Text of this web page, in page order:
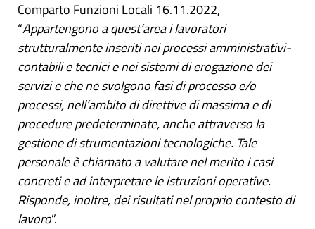
Comparto Funzioni Locali 16.11.2022,
“Appartengono a quest’area i lavoratori
strutturalmente inseriti nei processi amministrativi-
contabili e tecnici e nei sistemi di erogazione dei
servizi e che ne svolgono fasi di processo e/o
processi, nell’ambito di direttive di massima e di
procedure predeterminate, anche attraverso la
gestione di strumentazioni tecnologiche. Tale
personale è chiamato a valutare nel merito i casi
concreti e ad interpretare le istruzioni operative.
Risponde, inoltre, dei risultati nel proprio contesto di
lavoro”.